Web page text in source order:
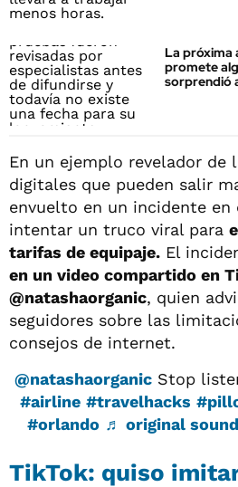
La próxima
promete
sorprendió
En un ejemplo revelador de
digitales que pueden salir
envuelto en un incidente en
intentar un truco viral para
tarifas de equipaje. El
en un video compartido en
@natashaorganic, quien
seguidores sobre las
consejos de internet.
@natashaorganicStop
#airline #travelhacks
#orlando ♬ original
TikTok: quiso